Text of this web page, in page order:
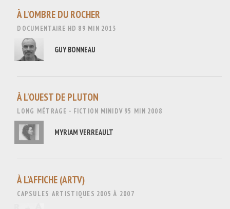
À L'OMBRE DU ROCHER
DOCUMENTAIRE HD 89 MIN 2013
GUY BONNEAU
À L'OUEST DE PLUTON
LONG MÉTRAGE - FICTION MINIDV 95 MIN 2008
MYRIAM VERREAULT
À L’AFFICHE (ARTV)
CAPSULES ARTISTIQUES 2005 À 2007